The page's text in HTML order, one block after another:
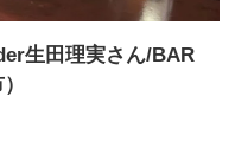
生田理実さん/BAR